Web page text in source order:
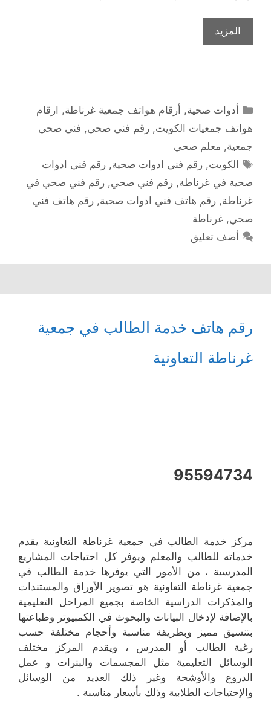
المزيد
التصنيفات
أدوات صحية, أرقام هواتف جمعية غرناطة, ارقام
هواتف جمعيات الكويت, رقم فني صحي, فني صحي
جمعية, معلم صحي
الوسوم
الكويت,رقم فني ادوات صحية,رقم فني ادوات
صحية في غرناطة, رقم فني صحي, رقم فني صحي في
غرناطة, رقم هاتف فني ادوات صحية, رقم هاتف فني
صحي, غرناطة
أضف تعليق
رقم هاتف خدمة الطالب في جمعية
غرناطة التعاونية
95594734
مركز خدمة الطالب في جمعية غرناطة التعاونية يقدم
خدماته للطالب والمعلم ويوفر كل احتياجات المشاريع
المدرسية ، من الأمور التي يوفرها خدمة الطالب في
جمعية غرناطة التعاونية هو تصوير الأوراق والمستندات
والمذكرات الدراسية الخاصة بجميع المراحل التعليمية
بالإضافة لإدخال البيانات والبحوث في الكمبيوتر وطباعتها
بتنسيق مميز وبطريقة مناسبة وأحجام مختلفة حسب
رغبة الطالب أو المدرس ، ويقدم المركز مختلف
الوسائل التعليمية مثل المجسمات والبنرات و عمل
الدروع والأوشحة وغير ذلك العديد من الوسائل
والإحتياجات الطلابية وذلك بأسعار مناسبة .